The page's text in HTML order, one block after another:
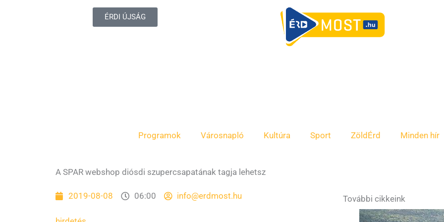
ÉRDI ÚJSÁG
Programok Városnapló Kultúra Sport ZöldÉrd Minden hír
A SPAR webshop diósdi szupercsapatának tagja lehetsz
2019-08-08 06:00 info@erdmost.hu További cikkeink